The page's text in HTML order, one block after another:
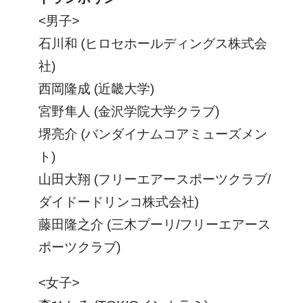
<男子>
石川和 (ヒロセホールディングス株式会
社)
西岡隆成 (近畿大学)
宮野隼人 (金沢学院大学クラブ)
堺亮介 (バンダイナムコアミューズメン
ト)
山田大翔 (フリーエアースポーツクラブ/
ダイドードリンコ株式会社)
藤田隆之介 (三木プーリ/フリーエアース
ポーツクラブ)
<女子>